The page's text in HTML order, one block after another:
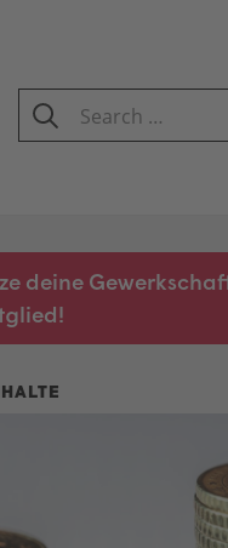
SEARCH
Search
for:
deine